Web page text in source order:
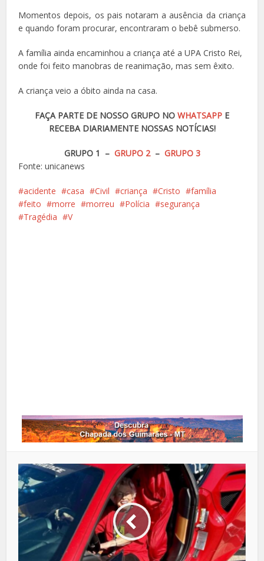
Momentos depois, os pais notaram a ausência da criança
e quando foram procurar, encontraram o bebê submerso.
A família ainda encaminhou a criança até a UPA Cristo Rei,
onde foi feito manobras de reanimação, mas sem êxito.
A criança veio a óbito ainda na casa.
FAÇA PARTE DE NOSSO GRUPO NO WHATSAPP E
RECEBA DIARIAMENTE NOSSAS NOTÍCIAS!
GRUPO 1 – GRUPO 2– GRUPO 3
Fonte: unicanews
acidente casa Civil criança Cristo
família
feito
morre morreu Polícia
segurança
Tragédia
V